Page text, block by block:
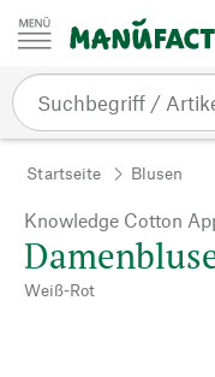
Zum Inhalt springen
Startseite Blusen
Knowledge Cotton
Weiß-Rot